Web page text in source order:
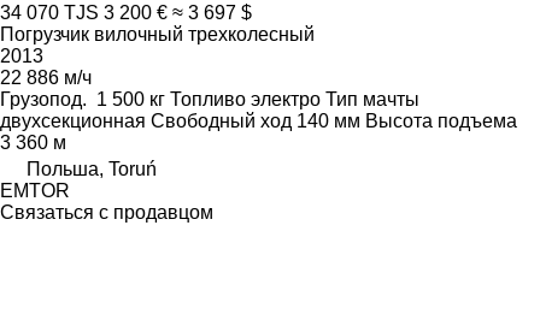
34 070 TJS 3 200 € ≈ 3 697 $
Погрузчик вилочный трехколесный
2013
22 886 м/ч
Грузопод. 1 500 кг Топливо электро Тип мачты
двухсекционная Свободный ход 140 мм Высота подъема
3 360 м
Польша, Toruń
EMTOR
Связаться с продавцом